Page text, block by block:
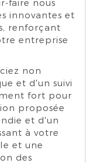
faire nous
innovantes et
renforçant
entreprise
non
et d'un suivi
fort pour
proposée
et d'un
à votre
et une
des